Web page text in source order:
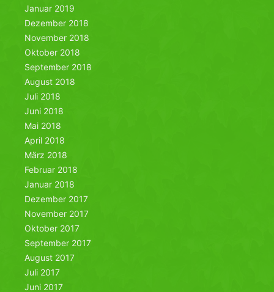
Januar 2019
Dezember 2018
November 2018
Oktober 2018
September 2018
August 2018
Juli 2018
Juni 2018
Mai 2018
April 2018
März 2018
Februar 2018
Januar 2018
Dezember 2017
November 2017
Oktober 2017
September 2017
August 2017
Juli 2017
Juni 2017